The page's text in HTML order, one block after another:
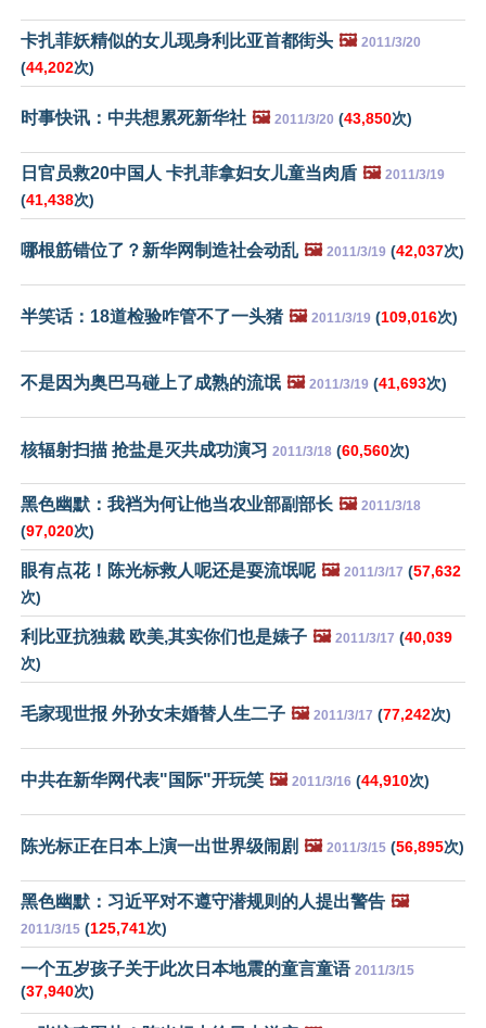
卡扎菲妖精似的女儿现身利比亚首都街头 🖼️ 2011/3/20
(44,202次)
时事快讯：中共想累死新华社 🖼️ 2011/3/20 (43,850次)
日官员救20中国人 卡扎菲拿妇女儿童当肉盾 🖼️ 2011/3/19
(41,438次)
哪根筋错位了？新华网制造社会动乱 🖼️ 2011/3/19 (42,037次)
半笑话：18道检验咋管不了一头猪 🖼️ 2011/3/19 (109,016次)
不是因为奥巴马碰上了成熟的流氓 🖼️ 2011/3/19 (41,693次)
核辐射扫描 抢盐是灭共成功演习 2011/3/18 (60,560次)
黑色幽默：我裆为何让他当农业部副部长 🖼️ 2011/3/18
(97,020次)
眼有点花！陈光标救人呢还是耍流氓呢 🖼️ 2011/3/17 (57,632
次)
利比亚抗独裁 欧美,其实你们也是婊子 🖼️ 2011/3/17 (40,039
次)
毛家现世报 外孙女未婚替人生二子 🖼️ 2011/3/17 (77,242次)
中共在新华网代表"国际"开玩笑 🖼️ 2011/3/16 (44,910次)
陈光标正在日本上演一出世界级闹剧 🖼️ 2011/3/15 (56,895次)
黑色幽默：习近平对不遵守潜规则的人提出警告 🖼️
2011/3/15 (125,741次)
一个五岁孩子关于此次日本地震的童言童语 2011/3/15
(37,940次)